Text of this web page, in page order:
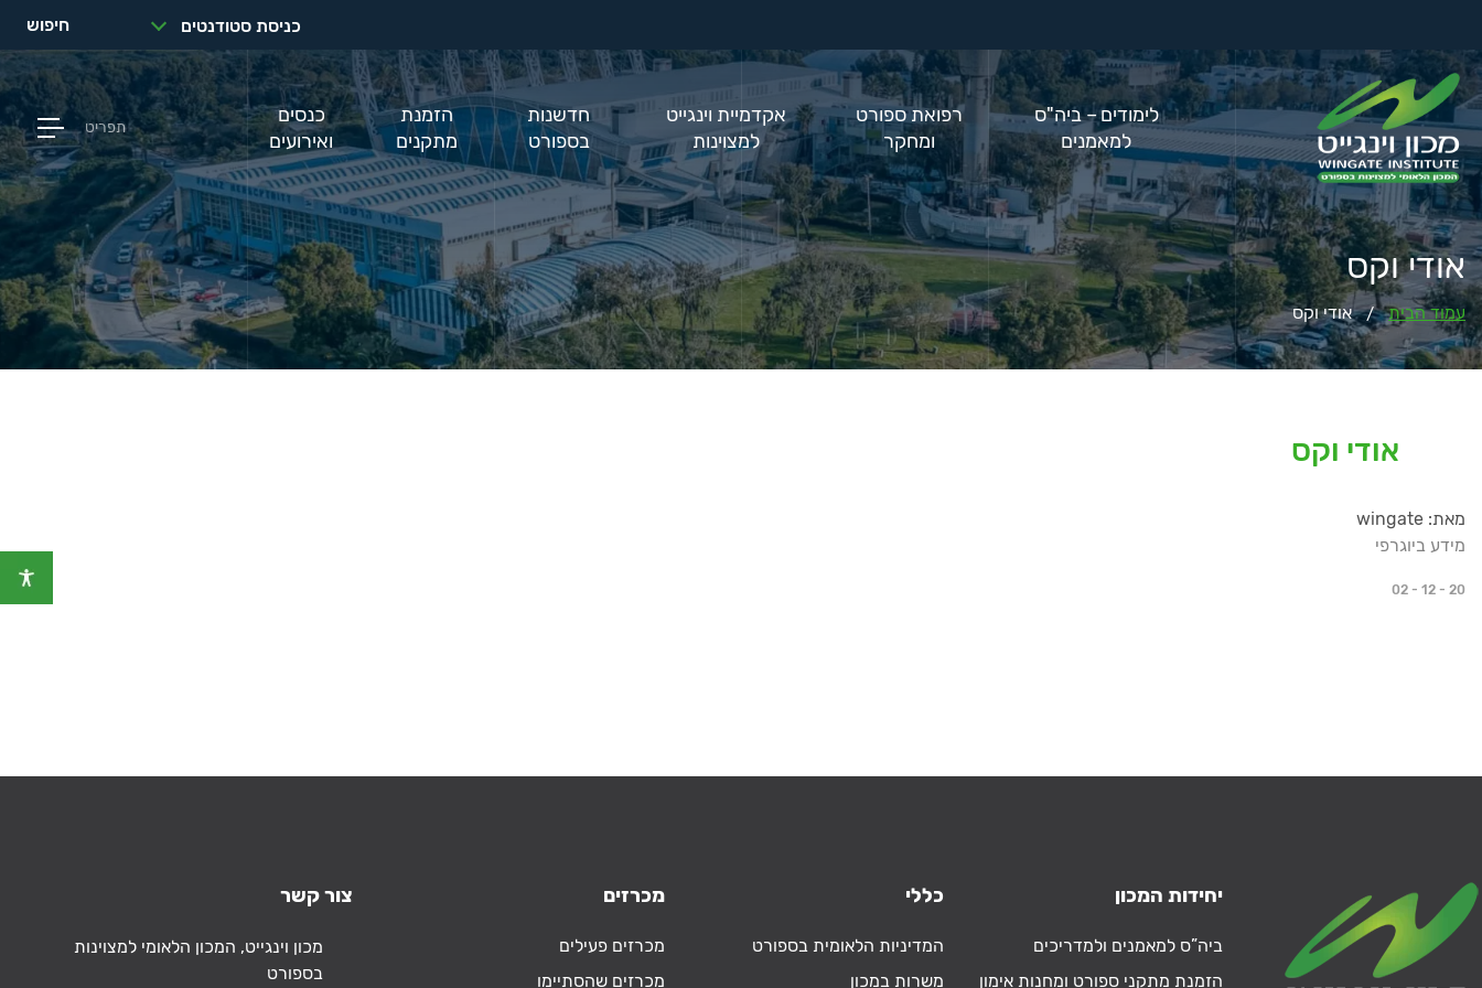
כניסת סטודנטים חיפוש
לימודים – ביה"ס
למאמנים
רפואת ספורט
ומחקר
אקדמיית וינגייט
למצוינות
חדשנות
בספורט
הזמנת
מתקנים
כנסים
ואירועים
תפריט
אודי וקס
עמוד הבית / אודי וקס
אודי וקס
מאת: wingate
מידע ביוגרפי
02 - 12 - 20
יחידות המכון
ביה”ס למאמנים ולמדריכים
הזמנת מתקני ספורט ומחנות אימון
כללי
המדיניות הלאומית בספורט
משרות במכון
מכרזים
מכרזים פעילים
מכרזים שהסתיימו
צור קשר
כתובת
מכון וינגייט, המכון הלאומי למצוינות
בספורט